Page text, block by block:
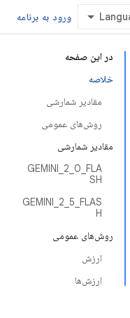
ورود به برنامه
در این صفحه
خلاصه
مقادیر شمارشی
روش‌های عمومی
مقادیر شمارشی
GEMINI_2_0_FLA
SH
GEMINI_2_5_FLAS
H
روش‌های عمومی
ارزش
ارزش‌ها